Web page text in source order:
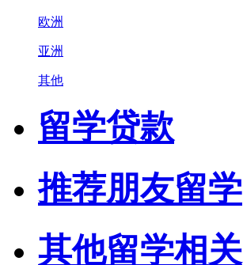
欧洲
亚洲
其他
留学贷款
推荐朋友留学
其他留学相关